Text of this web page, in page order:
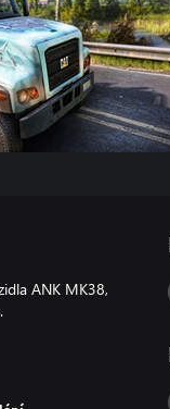
ANK MK38,